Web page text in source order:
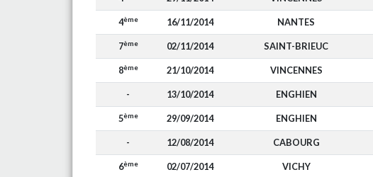
4ème 16/11/2014 NANTES
7ème 02/11/2014 SAINT-BRIEUC
8ème 21/10/2014 VINCENNES
- 13/10/2014 ENGHIEN
5ème 29/09/2014 ENGHIEN
- 12/08/2014 CABOURG
6ème 02/07/2014 VICHY